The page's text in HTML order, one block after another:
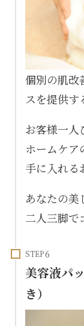
個別の肌改
スを提供す
お客様一人
ホームケア
手に入れる
あなたの美
二人三脚で
STEP
美容液パ
き）